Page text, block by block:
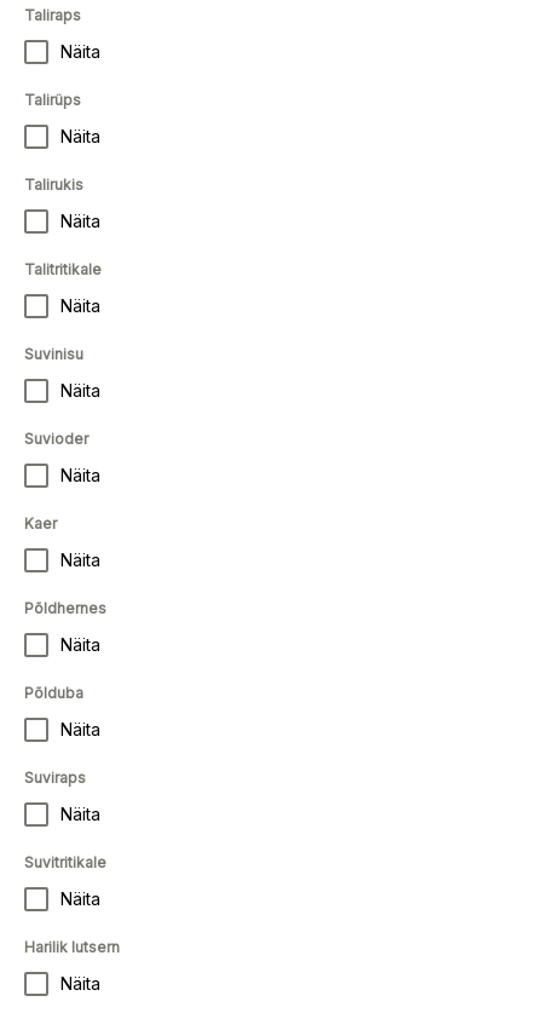
Taliraps
Näita
Talirüps
Näita
Talirukis
Näita
Talitritikale
Näita
Suvinisu
Näita
Suvioder
Näita
Kaer
Näita
Põldhernes
Näita
Põlduba
Näita
Suviraps
Näita
Suvitritikale
Näita
Harilik lutsern
Näita